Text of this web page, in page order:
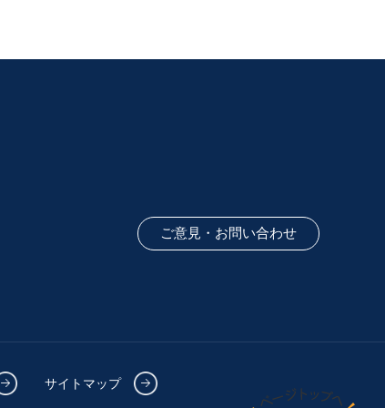
ご意見・お問い合わせ
サイトマップ